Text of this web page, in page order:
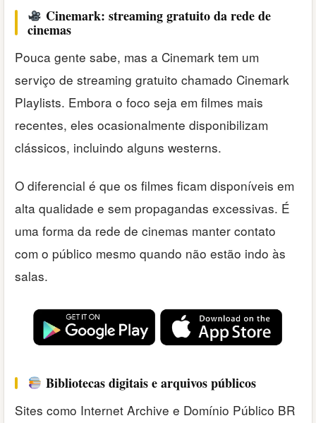
Cinemark: streaming gratuito da rede de
cinemas
Pouca gente sabe, mas a Cinemark tem um
serviço de streaming gratuito chamado Cinemark
Playlists. Embora o foco seja em filmes mais
recentes, eles ocasionalmente disponibilizam
clássicos, incluindo alguns westerns.
O diferencial é que os filmes ficam disponíveis em
alta qualidade e sem propagandas excessivas. É
uma forma da rede de cinemas manter contato
com o público mesmo quando não estão indo às
salas.
Bibliotecas digitais e arquivos públicos
Sites como Internet Archive e Domínio Público BR